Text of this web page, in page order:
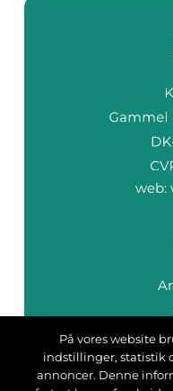
web:
På vores website
indstillinger, statistik
annoncer. Denne